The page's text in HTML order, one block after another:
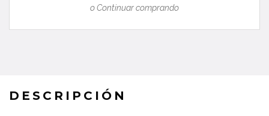
o Continuar comprando
DESCRIPCIÓN